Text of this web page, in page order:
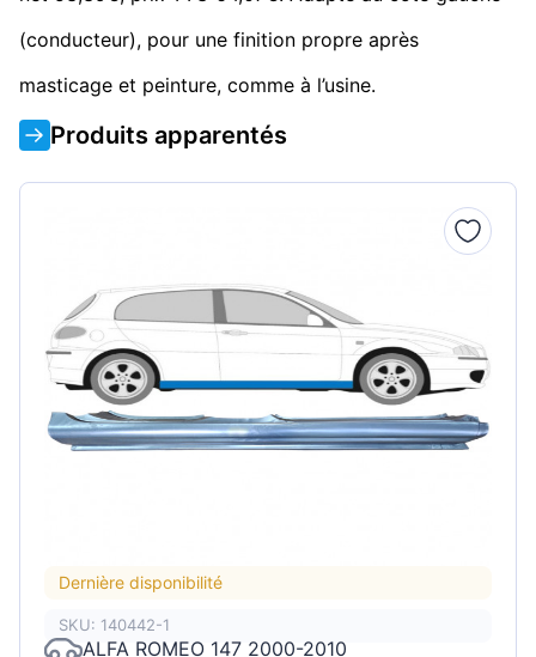
(conducteur), pour une finition propre après
masticage et peinture, comme à l’usine.
Produits apparentés
Dernière disponibilité
SKU: 140442-1
ALFA ROMEO 147 2000-2010